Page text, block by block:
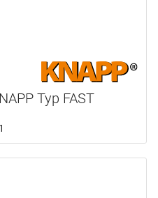
Typ FAST